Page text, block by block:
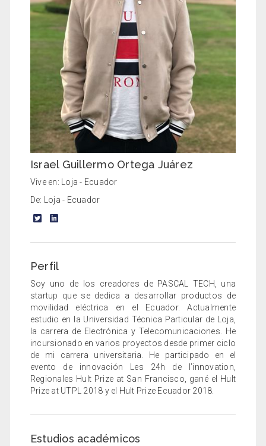
Israel Guillermo Ortega Juárez
Vive en: Loja - Ecuador
De: Loja - Ecuador
Perfil
Soy uno de los creadores de PASCAL TECH, una
startup que se dedica a desarrollar productos de
movilidad eléctrica en el Ecuador. Actualmente
estudio en la Universidad Técnica Particular de Loja,
la carrera de Electrónica y Telecomunicaciones. He
incursionado en varios proyectos desde primer ciclo
de mi carrera universitaria. He participado en el
evento de innovación Les 24h de l’innovation,
Regionales Hult Prize at San Francisco, gané el Hult
Prize at UTPL 2018 y el Hult Prize Ecuador 2018.
Estudios académicos